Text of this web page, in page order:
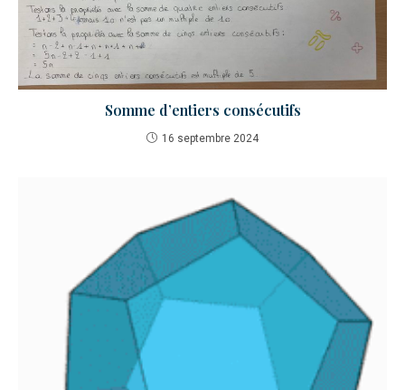
Somme d’entiers consécutifs
16 septembre 2024